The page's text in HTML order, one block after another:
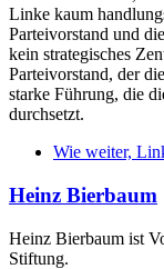
Linke kaum
Parteivorstand und
kein strategisches
Parteivorstand, der
starke Führung, die
durchsetzt.
Wie weiter,
Heinz Bierbaum
Heinz Bierbaum ist
Stiftung.